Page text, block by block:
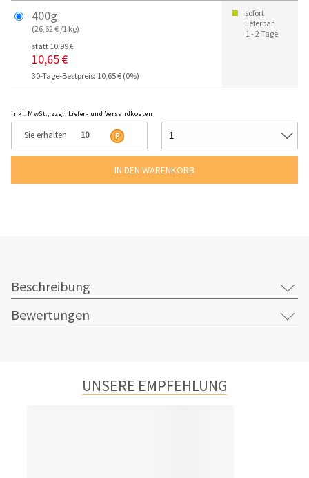
400g
(26,62 € /1 kg)
statt 10,99 €
10,65 €
30-Tage-Bestpreis: 10,65 € (0%)
sofort
lieferbar
1 - 2 Tage
inkl. MwSt., zzgl. Liefer- und Versandkosten
Sie erhalten 10
Beschreibung
Bewertungen
UNSERE EMPFEHLUNG